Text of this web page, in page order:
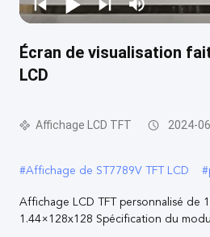
Écran de visualisation
LCD
Affichage LCD TFT 2024-
#Affichage de ST7789V TFT LCD #
Affichage LCD TFT personnalisé de
1.44×128x128 Spécification du